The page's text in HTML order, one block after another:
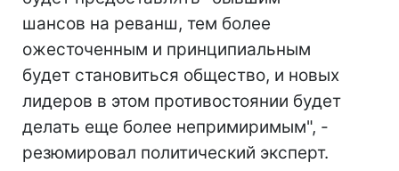
шансов на реванш, тем более
ожесточенным и принципиальным
будет становиться общество, и новых
лидеров в этом противостоянии будет
делать еще более непримиримым", -
резюмировал политический эксперт.